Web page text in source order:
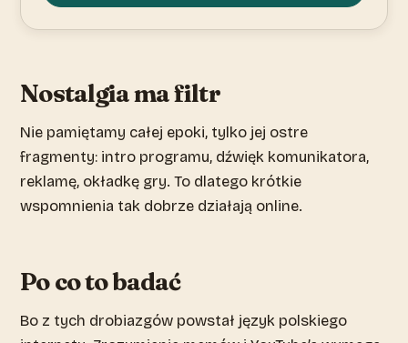
Nostalgia ma filtr
Nie pamiętamy całej epoki, tylko jej ostre
fragmenty: intro programu, dźwięk komunikatora,
reklamę, okładkę gry. To dlatego krótkie
wspomnienia tak dobrze działają online.
Po co to badać
Bo z tych drobiazgów powstał język polskiego